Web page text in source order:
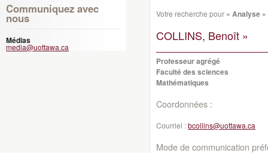
Communiquez avec
nous
Médias
media@uottawa.ca
Votre recherche pour « Analyse »
COLLINS, Benoît »
Professeur agrégé
Faculté des sciences
Mathématiques
Coordonnées :
Courriel :bcollins@uottawa.ca
Mode de communication